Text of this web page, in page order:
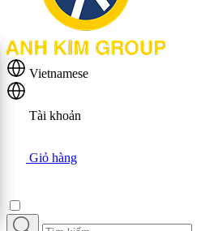
Vietnamese
Tài khoản
Giỏ hàng